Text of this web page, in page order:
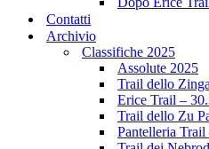
Contatti
Archivio
Classifiche 2025
Assolute 2025
Trail dello
Erice Trail –
Trail dello Zu
Pantelleria